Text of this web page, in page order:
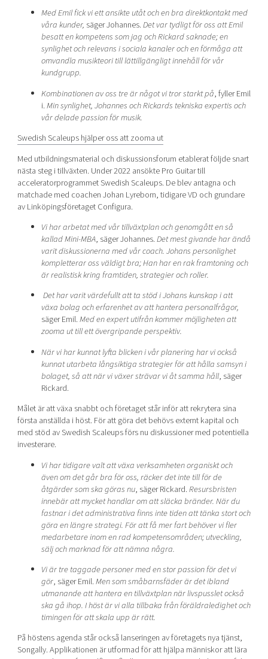
Med Emil fick vi ett ansikte utåt och en bra direktkontakt med
våra kunder, säger Johannes.Det var tydligt för oss att Emil
besatt en kompetens som jag och Rickard saknade; en
synlighet och relevans i sociala kanaler och en förmåga att
omvandla musikteori till lättillgängligt innehåll för vår
kundgrupp.
Kombinationen av oss tre är något vi tror starkt på, fyller Emil
i.Min synlighet, Johannes och Rickards tekniska expertis och
vår delade passion för musik.
Swedish Scaleups hjälper oss att zooma ut
Med utbildningsmaterial och diskussionsforum etablerat följde snart
nästa steg i tillväxten. Under 2022 ansökte Pro Guitar till
acceleratorprogrammet Swedish Scaleups. De blev antagna och
matchade med coachen Johan Lyreborn, tidigare VD och grundare
av Linköpingsföretaget Configura.
Vi har arbetat med vår tillväxtplan och genomgått en så
kallad Mini-MBA, säger Johannes.Det mest givande har ändå
varit diskussionerna med vår coach. Johans personlighet
kompletterar oss väldigt bra; Han har en rak framtoning och
är realistisk kring framtiden, strategier och roller.
Det har varit värdefullt att ta stöd i Johans kunskap i att
växa bolag och erfarenhet av att hantera personalfrågor,
säger Emil.Med en expert utifrån kommer möjligheten att
zooma ut till ett övergripande perspektiv.
När vi har kunnat lyfta blicken i vår planering har vi också
kunnat utarbeta långsiktiga strategier för att hålla samsyn i
bolaget, så att när vi växer strävar vi åt samma håll, säger
Rickard.
Målet är att växa snabbt och företaget står inför att rekrytera sina
första anställda i höst. För att göra det behövs externt kapital och
med stöd av Swedish Scaleups förs nu diskussioner med potentiella
investerare.
Vi har tidigare valt att växa verksamheten organiskt och
även om det går bra för oss, räcker det inte till för de
åtgärder som ska göras nu, säger Rickard.Resursbristen
innebär att mycket handlar om att släcka bränder. När du
fastnar i det administrativa finns inte tiden att tänka stort och
göra en längre strategi. För att få mer fart behöver vi fler
medarbetare inom en rad kompetensområden; utveckling,
sälj och marknad för att nämna några.
Vi är tre taggade personer med en stor passion för det vi
gör, säger Emil.Men som småbarnsfäder är det ibland
utmanande att hantera en tillväxtplan när livspusslet också
ska gå ihop. I höst är vi alla tillbaka från föräldraledighet och
timingen för att skala upp är rätt.
På höstens agenda står också lanseringen av företagets nya tjänst,
Songally. Applikationen är utformad för att hjälpa människor att lära